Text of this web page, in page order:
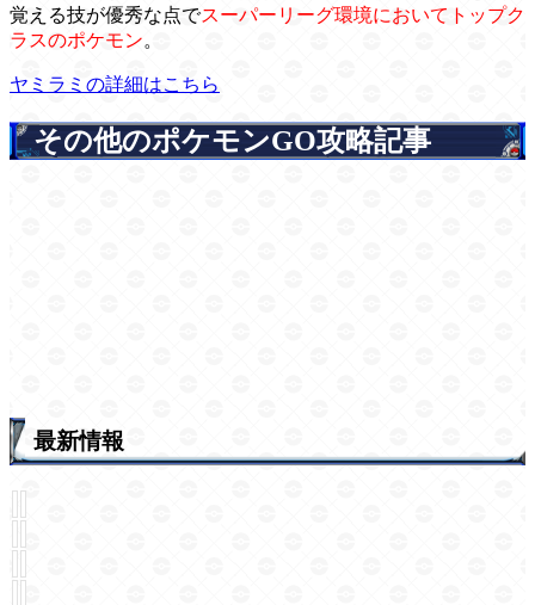
覚える技が優秀な点でスーパーリーグ環境においてトップク
ラスのポケモン。
ヤミラミの詳細はこちら
その他のポケモンGO攻略記事
最新情報